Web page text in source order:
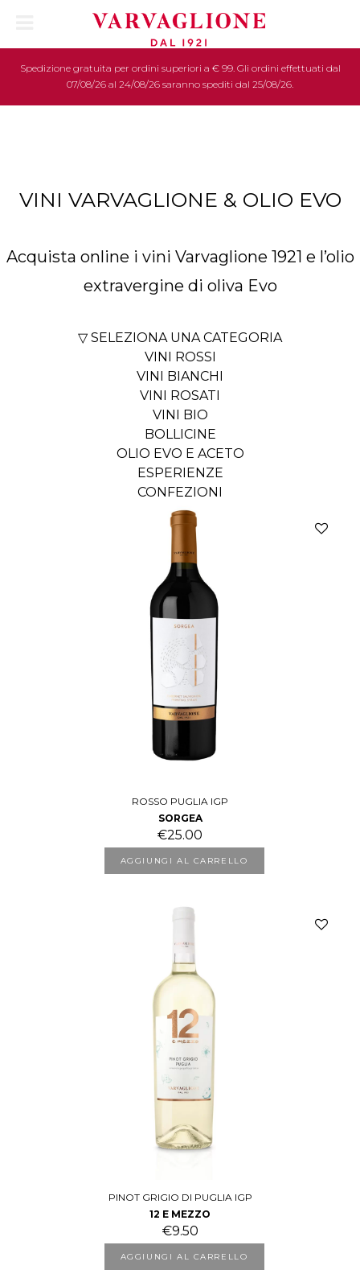
Spedizione gratuita per ordini superiori a € 99. Gli ordini effettuati dal
07/08/26 al 24/08/26 saranno spediti dal 25/08/26.
VINI VARVAGLIONE & OLIO EVO
Acquista online i vini Varvaglione 1921 e l’olio
extravergine di oliva Evo
▽ SELEZIONA UNA CATEGORIA
VINI ROSSI
VINI BIANCHI
VINI ROSATI
VINI BIO
BOLLICINE
OLIO EVO E ACETO
ESPERIENZE
CONFEZIONI
ROSSO PUGLIA IGP
SORGEA
€25.00
AGGIUNGI AL CARRELLO
PINOT GRIGIO DI PUGLIA IGP
12 E MEZZO
€9.50
AGGIUNGI AL CARRELLO